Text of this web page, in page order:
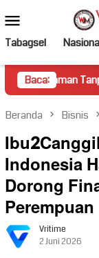
ke
kontenMobile
Tabagsel
Baca:
Tanpa Dasar
Beranda Bisnis
Indonesia
Dorong
Vritime
2 Juni 2026